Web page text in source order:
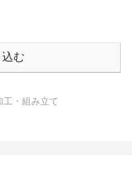
む
工・組み立て